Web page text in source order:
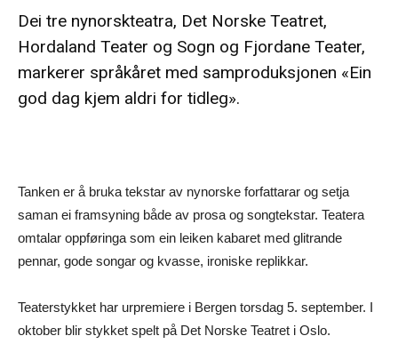
Dei tre nynorskteatra, Det Norske Teatret,
Hordaland Teater og Sogn og Fjordane Teater,
markerer språkåret med samproduksjonen «Ein
god dag kjem aldri for tidleg».
Tanken er å bruka tekstar av nynorske forfattarar og setja
saman ei framsyning både av prosa og songtekstar. Teatera
omtalar oppføringa som ein leiken kabaret med glitrande
pennar, gode songar og kvasse, ironiske replikkar.
Teaterstykket har urpremiere i Bergen torsdag 5. september. I
oktober blir stykket spelt på Det Norske Teatret i Oslo.